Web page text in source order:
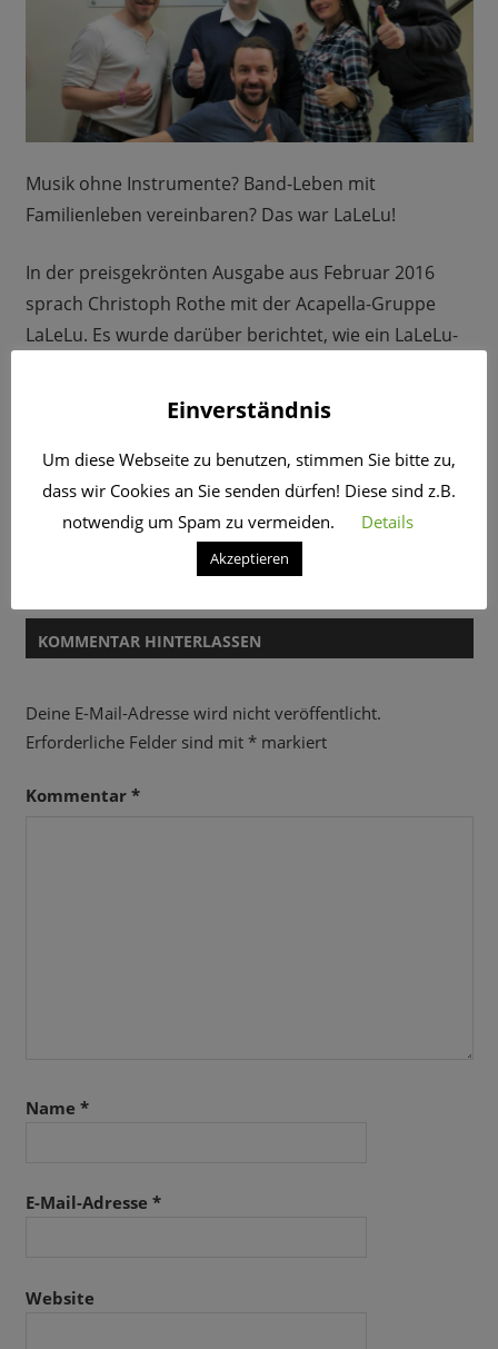
Musik ohne Instrumente? Band-Leben mit
Familienleben vereinbaren? Das war LaLeLu!
In der preisgekrönten Ausgabe aus Februar 2016
sprach Christoph Rothe mit der Acapella-Gruppe
LaLeLu. Es wurde darüber berichtet, wie ein LaLeLu-
warum ein Band-Leben auch familienfreundlich sein
Beitragsnavigation
01.01.2018: gute Vorsätze -ja oder nein ?
05.03.2018: Alternde Gesellschaft – was sind die
KOMMENTAR HINTERLASSEN
Deine E-Mail-Adresse wird nicht veröffentlicht.
Erforderliche Felder sind mit *markiert
Kommentar *
Name *
E-Mail-Adresse *
Website
Einverständnis
Um diese Webseite zu benutzen, stimmen Sie bitte zu,
dass wir Cookies an Sie senden dürfen! Diese sind z.B.
notwendig um Spam zu vermeiden.
Details
Akzeptieren